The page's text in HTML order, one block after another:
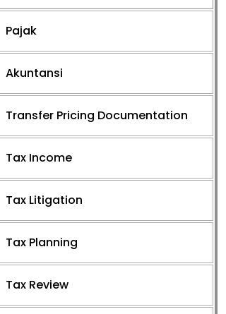
Pajak
Akuntansi
Transfer Pricing Documentation
Tax Income
Tax Litigation
Tax Planning
Tax Review